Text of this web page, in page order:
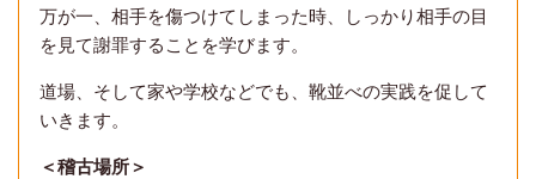
万が一、相手を傷つけてしまった時、しっかり相手の目
を見て謝罪することを学びます。
道場、そして家や学校などでも、靴並べの実践を促して
いきます。
＜稽古場所＞